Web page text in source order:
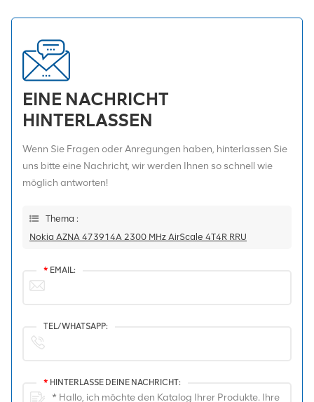
EINE NACHRICHT
HINTERLASSEN
Wenn Sie Fragen oder Anregungen haben, hinterlassen Sie
uns bitte eine Nachricht, wir werden Ihnen so schnell wie
möglich antworten!
Thema :
Nokia AZNA 473914A 2300 MHz AirScale 4T4R RRU
* EMAIL:
TEL/WHATSAPP:
* HINTERLASSE DEINE NACHRICHT: